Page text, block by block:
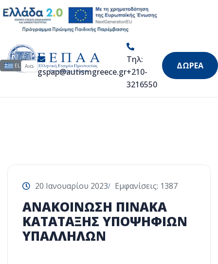
Επιλέξτε τη γλώσσα σας
EL Αναζήτηση...
gspap@autismgreece.gr
Τηλ:
+210-
3216550
ΔΩΡΕΑ
Αριάδνη ΙΙ
ΑΝΑΚΟΙΝΩΣΗ ΠΙΝΑΚΑ
ΚΑΤΑΤΑΞΗΣ ΥΠΟΨΗΦΙΩΝ
ΥΠΑΛΛΗΛΩΝ
20 Ιανουαρίου 2023 Εμφανίσεις: 1387